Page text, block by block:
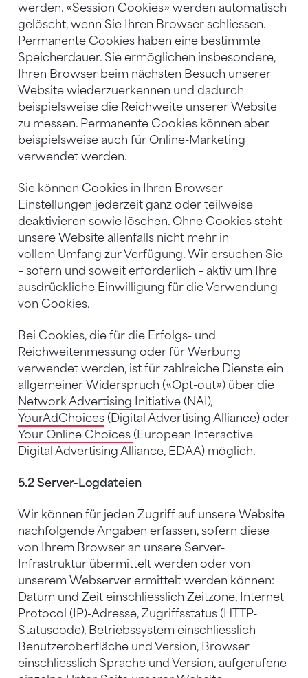
werden. «Session Cookies» werden automatisch
gelöscht, wenn Sie Ihren Browser schliessen.
Permanente Cookies haben eine bestimmte
Speicherdauer. Sie ermöglichen insbesondere,
Ihren Browser beim nächsten Besuch unserer
Website wiederzuerkennen und dadurch
beispielsweise die Reichweite unserer Website
zu messen. Permanente Cookies können aber
beispielsweise auch für Online-Marketing
verwendet werden.
Sie können Cookies in Ihren Browser-
Einstellungen jederzeit ganz oder teilweise
deaktivieren sowie löschen. Ohne Cookies steht
unsere Website allenfalls nicht mehr in
vollem Umfang zur Verfügung. Wir ersuchen Sie
– sofern und soweit erforderlich – aktiv um Ihre
ausdrückliche Einwilligung für die Verwendung
von Cookies.
Bei Cookies, die für die Erfolgs- und
Reichweitenmessung oder für Werbung
verwendet werden, ist für zahlreiche Dienste ein
allgemeiner Widerspruch («Opt-out») über die
Network Advertising Initiative (NAI),
YourAdChoices (Digital Advertising Alliance) oder
Your Online Choices (European Interactive
Digital Advertising Alliance, EDAA) möglich.
5.2 Server-Logdateien
Wir können für jeden Zugriff auf unsere Website
nachfolgende Angaben erfassen, sofern diese
von Ihrem Browser an unsere Server-
Infrastruktur übermittelt werden oder von
unserem Webserver ermittelt werden können:
Datum und Zeit einschliesslich Zeitzone, Internet
Protocol (IP)-Adresse, Zugriffsstatus (HTTP-
Statuscode), Betriebssystem einschliesslich
Benutzeroberfläche und Version, Browser
einschliesslich Sprache und Version, aufgerufene